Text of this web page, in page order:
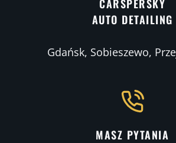
CARSPERSKY
AUTO DETAILING
Gdańsk, Sobieszewo,
MASZ PYTANIA